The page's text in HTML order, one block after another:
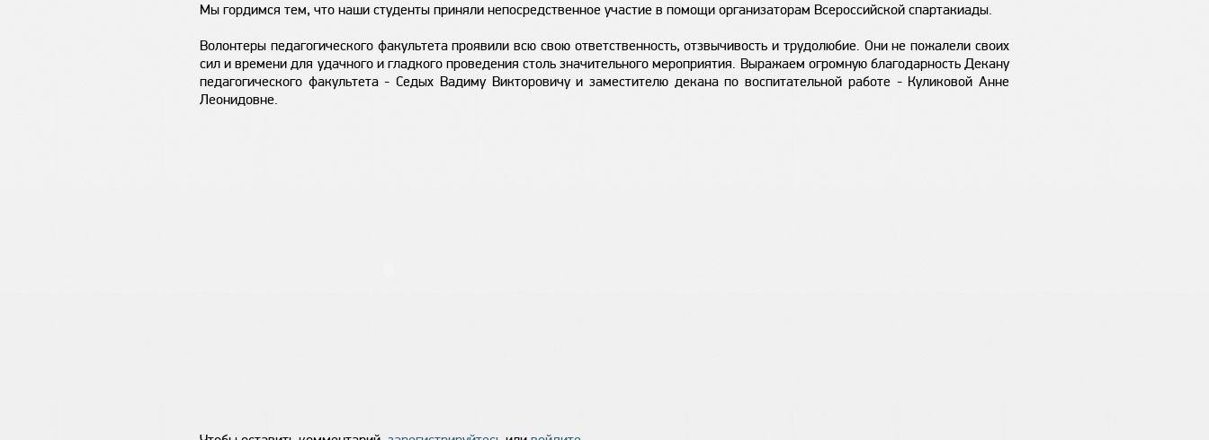
Мы гордимся тем, что наши студенты приняли непосредственное участие в помощи организаторам Всероссийской спартакиады.
Волонтеры педагогического факультета проявили всю свою ответственность, отзвычивость и трудолюбие. Они не пожалели своих
сил и времени для удачного и гладкого проведения столь значительного мероприятия. Выражаем огромную благодарность Декану
педагогического факультета - Седых Вадиму Викторовичу и заместителю декана по воспитательной работе - Куликовой Анне
Леонидовне.